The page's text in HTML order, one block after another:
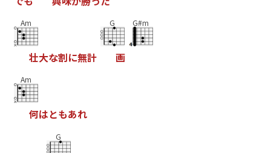
Am
壮大な割に無計
G
画
G#m
Am
何はともあれ
G